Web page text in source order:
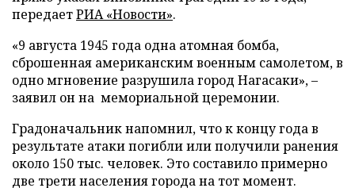
передаетРИА «Новости».
«9 августа 1945 года одна атомная бомба,
сброшенная американским военным самолетом, в
одно мгновение разрушила город Нагасаки», –
заявил он на мемориальной церемонии.
Градоначальник напомнил, что к концу года в
результате атаки погибли или получили ранения
около 150 тыс. человек. Это составило примерно
две трети населения города на тот момент.